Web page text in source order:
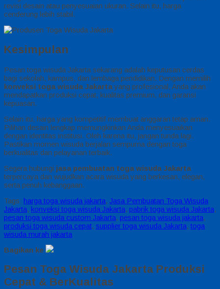
revisi desain atau penyesuaian ukuran. Selain itu, harga
cenderung lebih stabil.
Kesimpulan
Pesan toga wisuda Jakarta sekarang adalah keputusan cerdas
bagi sekolah, kampus, dan lembaga pendidikan. Dengan memilih
konveksi toga wisuda Jakartayang profesional, Anda akan
mendapatkan produksi cepat, kualitas premium, dan garansi
kepuasan.
Selain itu, harga yang kompetitif membuat anggaran tetap aman.
Pilihan desain lengkap memungkinkan Anda menyesuaikan
dengan identitas institusi. Oleh karena itu, jangan tunda lagi.
Pastikan momen wisuda berjalan sempurna dengan toga
berkualitas dan pelayanan terbaik.
Segera hubungi jasa pembuatan toga wisuda Jakarta
terpercaya dan wujudkan acara wisuda yang berkesan, elegan,
serta penuh kebanggaan.
Tags: harga toga wisuda jakarta, Jasa Pembuatan Toga Wisuda
Jakarta, konveksi toga wisuda Jakarta, pabrik toga wisuda Jakarta,
pesan toga wisuda custom Jakarta, pesan toga wisuda jakarta,
produksi toga wisuda cepat, supplier toga wisuda Jakarta, toga
wisuda murah jakarta
Bagikan ke
Pesan Toga Wisuda Jakarta Produksi
Cepat & BerKualitas